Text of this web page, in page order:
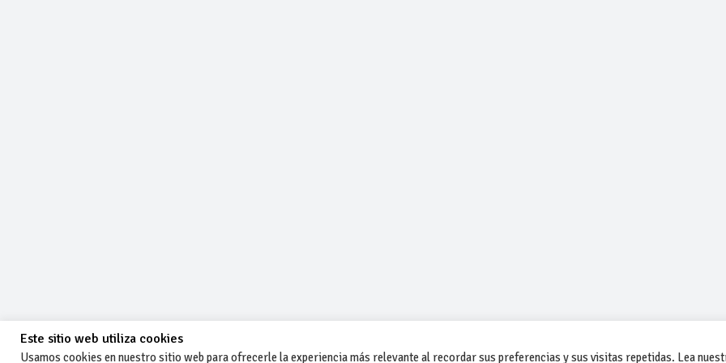
Este sitio web utiliza cookies
Usamos cookies en nuestro sitio web para ofrecerle la experiencia más relevante al recordar sus preferencias y sus visitas repetidas. Lea